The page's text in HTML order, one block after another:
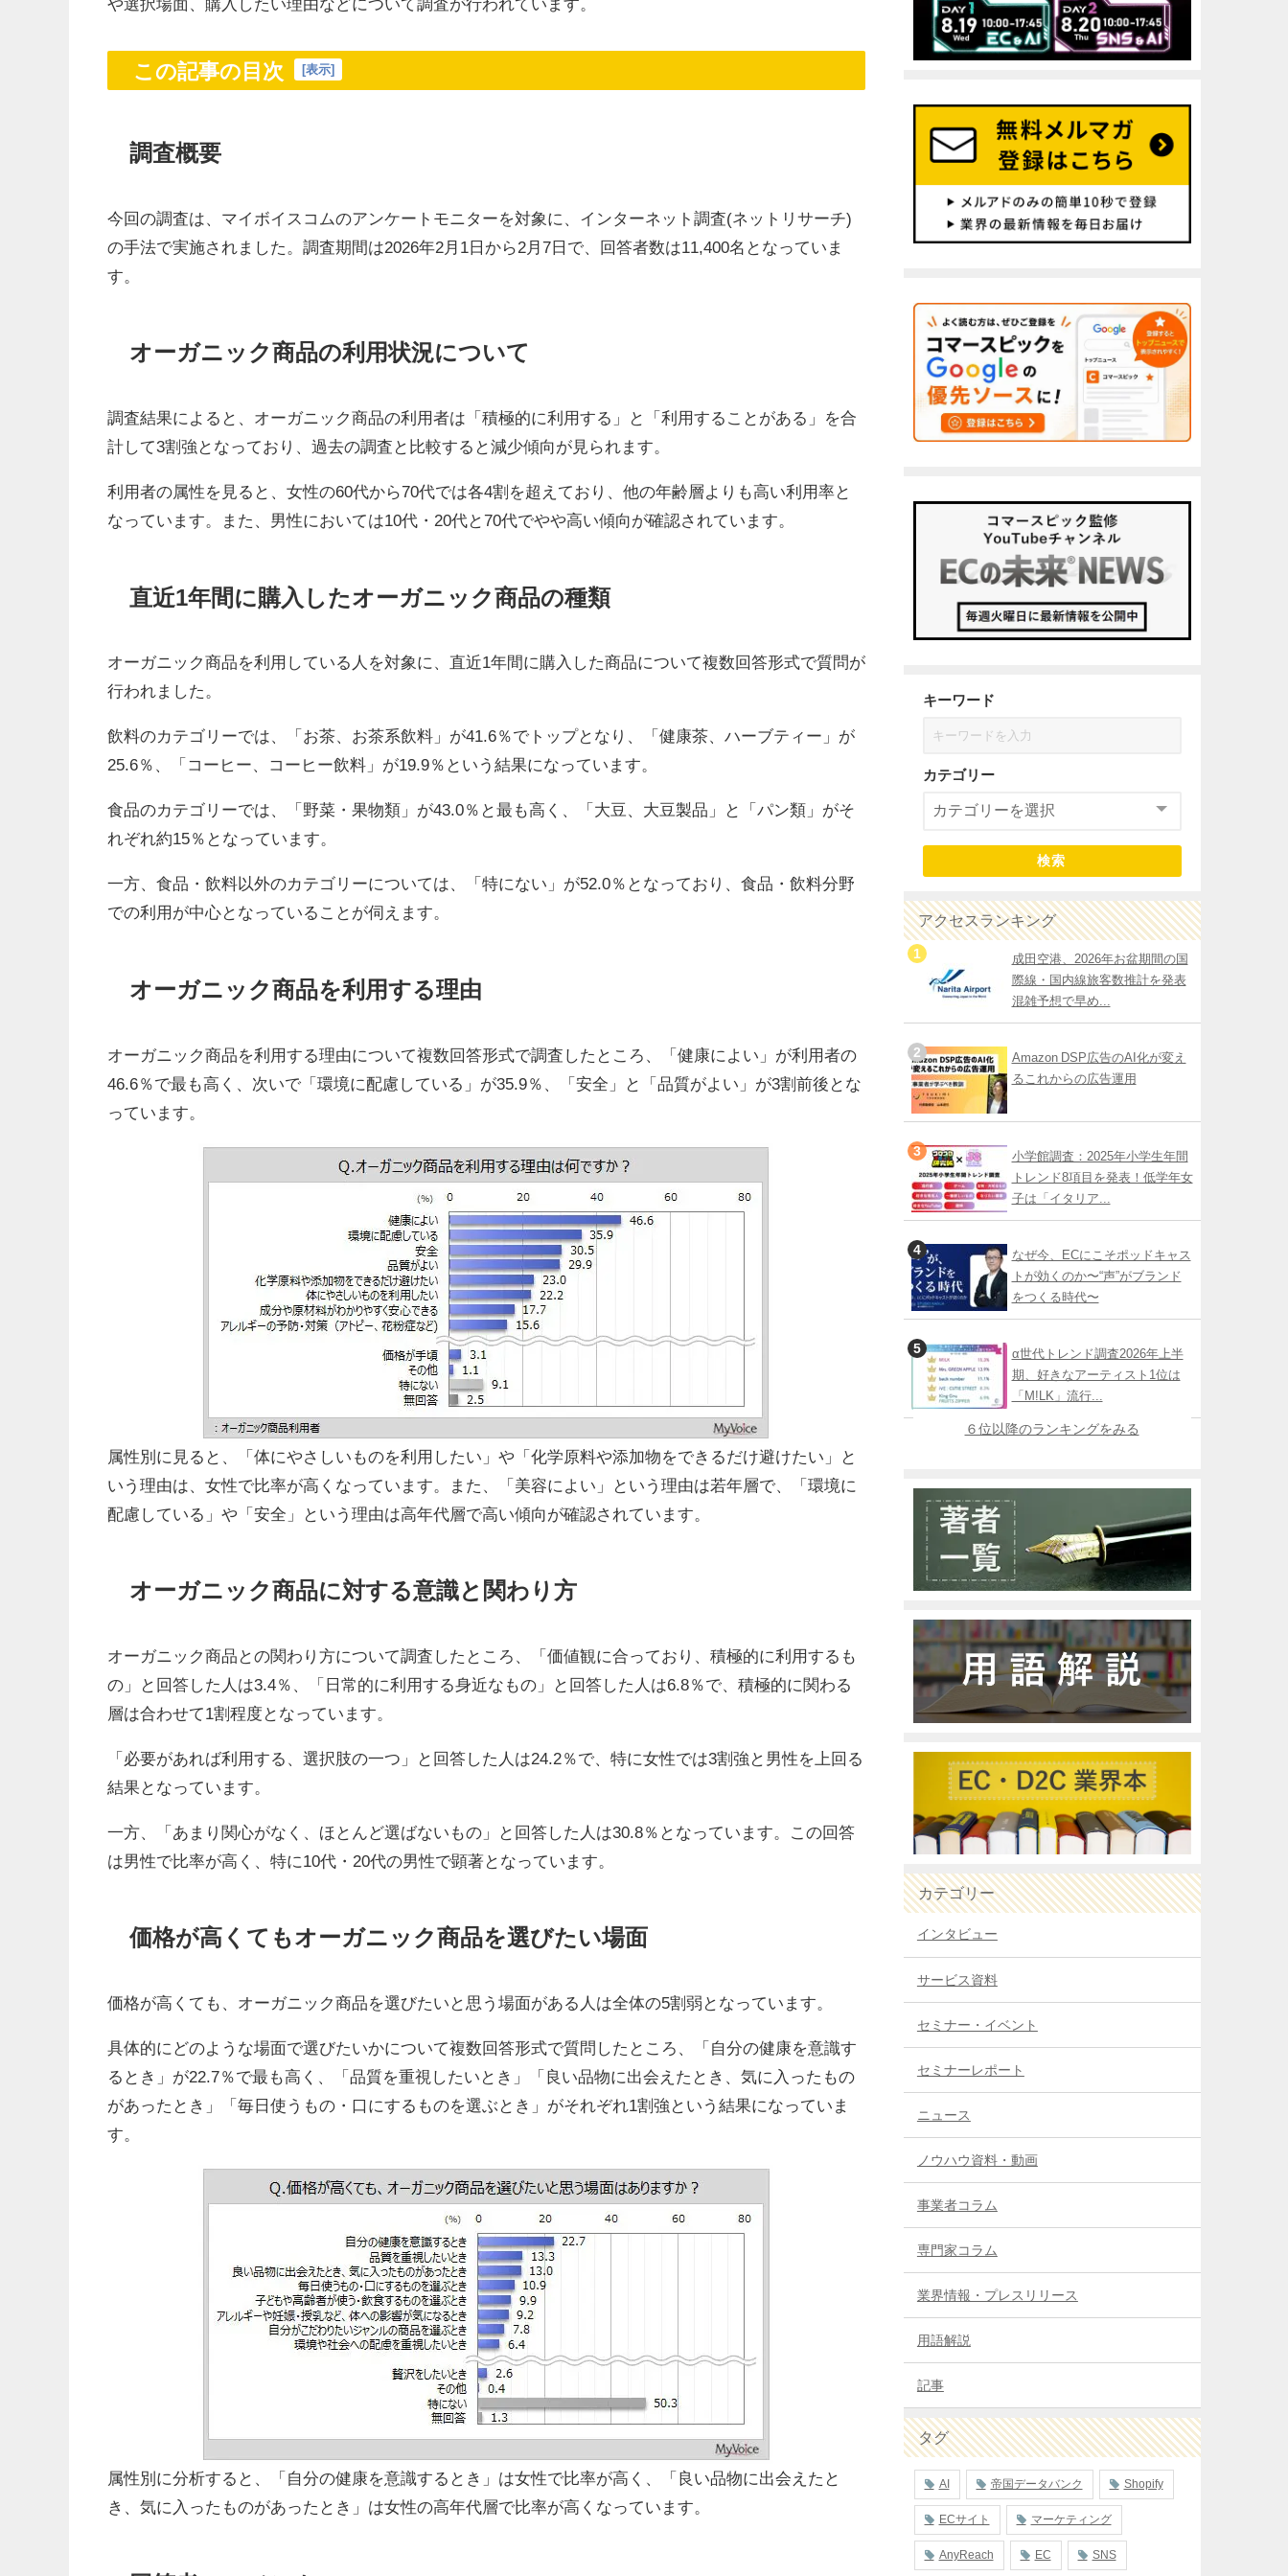
や選択場面、購入したい理由などについて調査が行われています。
この記事の目次 [表示]
調査概要
今回の調査は、マイボイスコムのアンケートモニターを対象に、インターネット調査(ネットリサーチ)
の手法で実施されました。調査期間は2026年2月1日から2月7日で、回答者数は11,400名となっていま
す。
オーガニック商品の利用状況について
調査結果によると、オーガニック商品の利用者は「積極的に利用する」と「利用することがある」を合
計して3割強となっており、過去の調査と比較すると減少傾向が見られます。
利用者の属性を見ると、女性の60代から70代では各4割を超えており、他の年齢層よりも高い利用率と
なっています。また、男性においては10代・20代と70代でやや高い傾向が確認されています。
直近1年間に購入したオーガニック商品の種類
オーガニック商品を利用している人を対象に、直近1年間に購入した商品について複数回答形式で質問が
行われました。
飲料のカテゴリーでは、「お茶、お茶系飲料」が41.6％でトップとなり、「健康茶、ハーブティー」が
25.6％、「コーヒー、コーヒー飲料」が19.9％という結果になっています。
食品のカテゴリーでは、「野菜・果物類」が43.0％と最も高く、「大豆、大豆製品」と「パン類」がそ
れぞれ約15％となっています。
一方、食品・飲料以外のカテゴリーについては、「特にない」が52.0％となっており、食品・飲料分野
での利用が中心となっていることが伺えます。
オーガニック商品を利用する理由
オーガニック商品を利用する理由について複数回答形式で調査したところ、「健康によい」が利用者の
46.6％で最も高く、次いで「環境に配慮している」が35.9％、「安全」と「品質がよい」が3割前後とな
っています。
属性別に見ると、「体にやさしいものを利用したい」や「化学原料や添加物をできるだけ避けたい」と
いう理由は、女性で比率が高くなっています。また、「美容によい」という理由は若年層で、「環境に
配慮している」や「安全」という理由は高年代層で高い傾向が確認されています。
オーガニック商品に対する意識と関わり方
オーガニック商品との関わり方について調査したところ、「価値観に合っており、積極的に利用するも
の」と回答した人は3.4％、「日常的に利用する身近なもの」と回答した人は6.8％で、積極的に関わる
層は合わせて1割程度となっています。
「必要があれば利用する、選択肢の一つ」と回答した人は24.2％で、特に女性では3割強と男性を上回る
結果となっています。
一方、「あまり関心がなく、ほとんど選ばないもの」と回答した人は30.8％となっています。この回答
は男性で比率が高く、特に10代・20代の男性で顕著となっています。
価格が高くてもオーガニック商品を選びたい場面
価格が高くても、オーガニック商品を選びたいと思う場面がある人は全体の5割弱となっています。
具体的にどのような場面で選びたいかについて複数回答形式で質問したところ、「自分の健康を意識す
るとき」が22.7％で最も高く、「品質を重視したいとき」「良い品物に出会えたとき、気に入ったもの
があったとき」「毎日使うもの・口にするものを選ぶとき」がそれぞれ1割強という結果になっていま
す。
属性別に分析すると、「自分の健康を意識するとき」は女性で比率が高く、「良い品物に出会えたと
き、気に入ったものがあったとき」は女性の高年代層で比率が高くなっています。
キーワード
カテゴリー
検索
アクセスランキング
成田空港、2026年お盆期間の国
際線・国内線旅客数推計を発表
混雑予想で早め...
Amazon DSP広告のAI化が変え
るこれからの広告運用
小学館調査：2025年小学生年間
トレンド8項目を発表！低学年女
子は「イタリア...
なぜ今、ECにこそポッドキャス
トが効くのか〜“声”がブランド
をつくる時代〜
α世代トレンド調査2026年上半
期、好きなアーティスト1位は
「M!LK」流行...
６位以降のランキングをみる
カテゴリー
インタビュー
サービス資料
セミナー・イベント
セミナーレポート
ニュース
ノウハウ資料・動画
事業者コラム
専門家コラム
業界情報・プレスリリース
用語解説
記事
タグ
AI 帝国データバンク Shopify
ECサイト マーケティング
AnyReach EC SNS